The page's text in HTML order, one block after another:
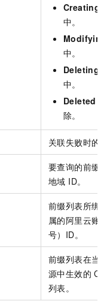
Creating
中。
Modifying
中。
Deleting
中。
Deleted
除。
关联失败时的
要查询的前缀
地域 ID。
前缀列表所绑
属的阿里云账
号）ID。
前缀列表在当
源中生效的
列表。